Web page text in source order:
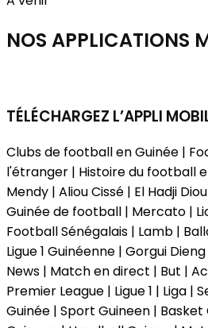
NOS APPLICATIONS
TÉLÉCHARGEZ L’APPLI
Clubs de football en Guinée |
l'étranger | Histoire du football
Mendy | Aliou Cissé | El Hadji
Guinée de football | Mercato |
Football Sénégalais | Lamb |
Ligue 1 Guinéenne | Gorgui
News | Match en direct | But |
Premier League | Ligue 1 | Liga |
Guinée | Sport Guineen | Basket